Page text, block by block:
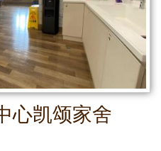
心凯颂家舍